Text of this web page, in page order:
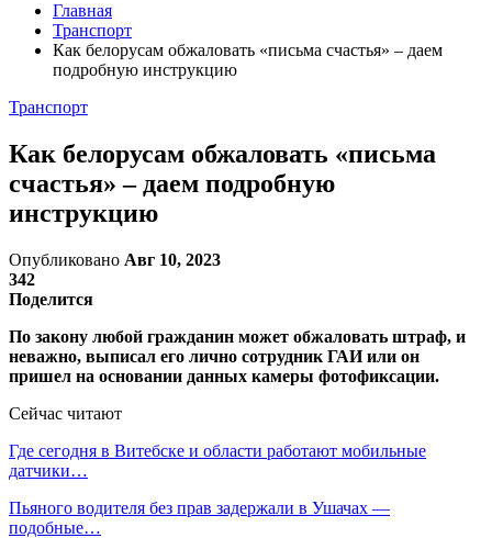
Главная
Транспорт
Как белорусам обжаловать «письма счастья» – даем
подробную инструкцию
Транспорт
Как белорусам обжаловать «письма
счастья» – даем подробную
инструкцию
Опубликовано Авг 10, 2023
342
Поделится
По закону любой гражданин может обжаловать штраф, и
неважно, выписал его лично сотрудник ГАИ или он
пришел на основании данных камеры фотофиксации.
Сейчас читают
Где сегодня в Витебске и области работают мобильные
датчики…
Пьяного водителя без прав задержали в Ушачах —
подобные…